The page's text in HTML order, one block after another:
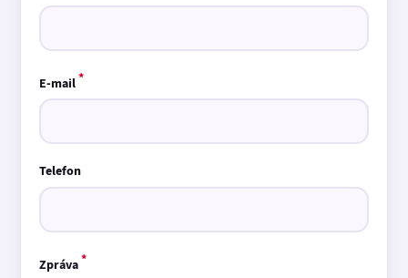
E-mail*
Telefon
Zpráva*